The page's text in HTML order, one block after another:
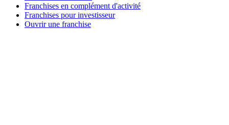
Franchises en complément d'activité
Franchises pour investisseur
Ouvrir une franchise